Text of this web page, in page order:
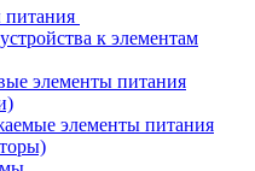
к элементам
элементы питания
элементы питания